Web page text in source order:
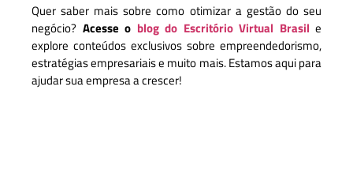
Quer saber mais sobre como otimizar a gestão do seu
negócio? Acesse o blog do Escritório Virtual Brasil e
explore conteúdos exclusivos sobre empreendedorismo,
estratégias empresariais e muito mais. Estamos aqui para
ajudar sua empresa a crescer!